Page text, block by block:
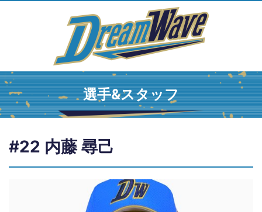
選手&スタッフ
#22 内藤 尋己